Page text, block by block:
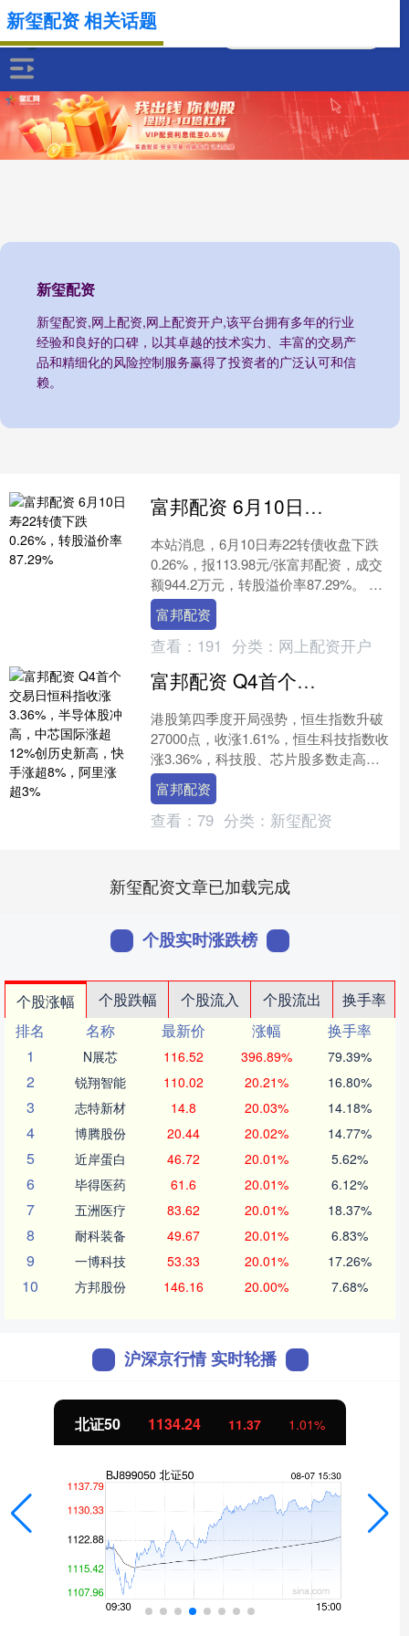
新玺配资
新玺配资,网上配资,网上配资开户,该平台拥有多年的行业
经验和良好的口碑，以其卓越的技术实力、丰富的交易产
品和精细化的风险控制服务赢得了投资者的广泛认可和信
赖。
新玺配资 相关话题
富邦配资 6月10日寿22转债下跌0.26%，转股溢价率87.29%
本站消息，6月10日寿22转债收盘下跌
0.26%，报113.98元/张富邦配资，成交
额944.2万元，转股溢价率87.29%。 资
料显示，寿22转债信用级别为“....
富邦配资
查看： 191 分类： 网上配资开户
富邦配资 Q4首个交易日恒科指收涨3.36%，半导体股冲高，中芯国际涨超12%创历史新高，快手涨超8%，阿里涨超3%
港股第四季度开局强势，恒生指数升破
27000点，收涨1.61%，恒生科技指数收
涨3.36%，科技股、芯片股多数走高富
邦配资，中芯国际涨超12%，阿里巴巴
涨超3%....
富邦配资
查看： 79 分类： 新玺配资
新玺配资文章已加载完成
个股实时涨跌榜
个股涨幅 个股跌幅 个股流入 个股流出
换手率
排名
名称 最新价 涨幅
换手率
1
N展芯 116.52 396.89% 79.39%
2 锐翔智能 110.02 20.21% 16.80%
3 志特新材 14.8 20.03% 14.18%
4 博腾股份 20.44 20.02% 14.77%
5 近岸蛋白 46.72 20.01% 5.62%
6 毕得医药 61.6 20.01% 6.12%
7 五洲医疗 83.62 20.01% 18.37%
8 耐科装备 49.67 20.01% 6.83%
9 一博科技 53.33 20.01% 17.26%
10 方邦股份 146.16 20.00% 7.68%
沪深京行情 实时轮播
北证50 1134.24 11.37 1.01%